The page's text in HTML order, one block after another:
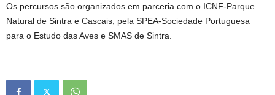
Os percursos são organizados em parceria com o ICNF-Parque
Natural de Sintra e Cascais, pela SPEA-Sociedade Portuguesa
para o Estudo das Aves e SMAS de Sintra.